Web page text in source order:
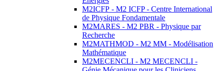
M2ICFP - M2 ICFP - Centre International
de Physique Fondamentale
M2MARES - M2 PBR - Physique par
Recherche
M2MATHMOD - M2 MM - Modélisation
Mathématique
M2MECENCLI - M2 MECENCLI -